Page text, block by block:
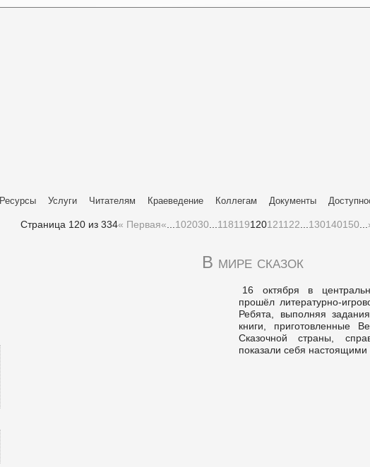
Ресурсы Услуги Читателям Краеведение Коллегам Документы
Страница 120 из 334« Первая« 102030 118119120121122 130140150
В мире сказок
16 октября в
прошёл литературно-
Ребята, выполняя
книги, приготовленные
Сказочной страны,
показали себя настоящими